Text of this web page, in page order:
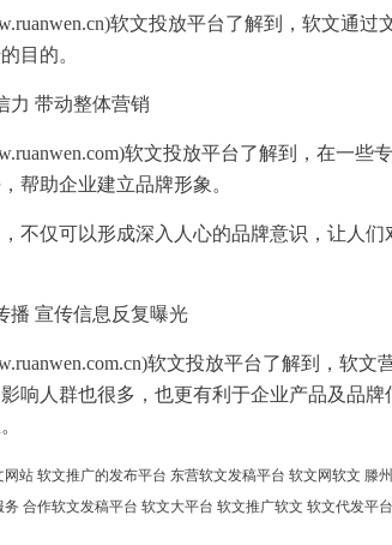
软文投放平台了解到， 软文通过
的 目的。
力 带动整体营销
软文投放平台了解到，在一些
帮助企业建立品牌形象 。
不仅可以形成深入人心的品牌意识，让人们
播 宣传信息反复曝光
软文投放平台了解到， 软文
响人群也很多，也更有利于企业产品及品牌
网站 软文推广的发布平台 东营软文发稿平台 软文网软文 滕
务 合作软文发稿平台 软文大平台 软文推广软文 软文代发平台